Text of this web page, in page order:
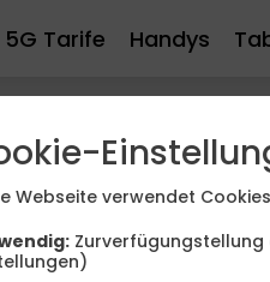
5G Tarife Handys
macht auch vor
fordern
Bewegung. Immer
wird dichter und
untereinander.
Webseite verwendet
Zurverfügungstellung